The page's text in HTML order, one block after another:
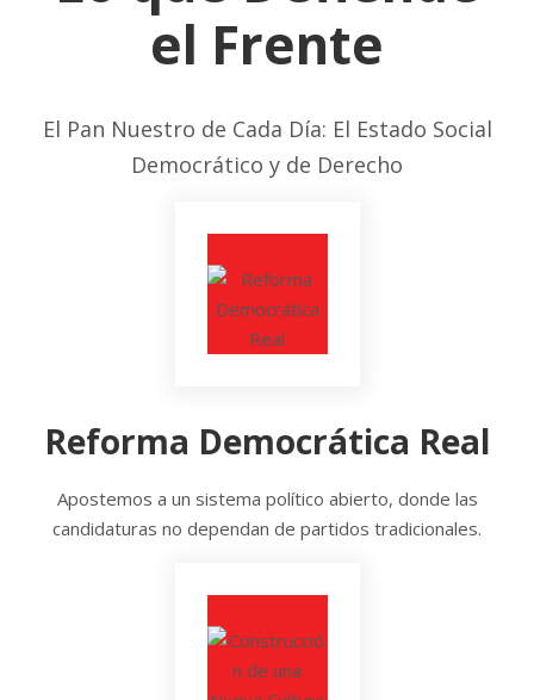
el Frente
El Pan Nuestro de Cada Día: El Estado Social
Democrático y de Derecho
Reforma Democrática Real
Apostemos a un sistema político abierto, donde las
candidaturas no dependan de partidos tradicionales.